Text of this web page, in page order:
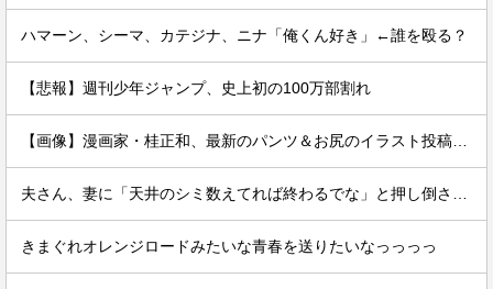
ハマーン、シーマ、カテジナ、ニナ「俺くん好き」←誰を殴る？
【悲報】週刊少年ジャンプ、史上初の100万部割れ
きまぐれオレンジロードみたいな青春を送りたいなっっっっ